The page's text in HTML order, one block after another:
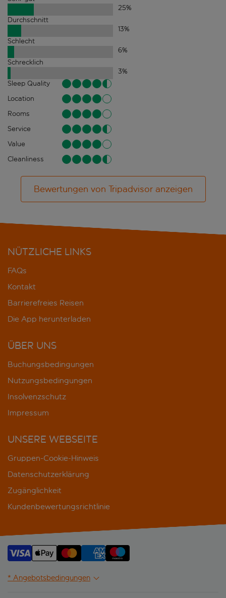
25%
Durchschnitt
13%
Schlecht
6%
Schrecklich
3%
Sleep Quality
Location
Rooms
Service
Value
Cleanliness
Bewertungen von Tripadvisor anzeigen
NÜTZLICHE LINKS
FAQs
Kontakt
Barrierefreies Reisen
Die App herunterladen
ÜBER UNS
Buchungsbedingungen
Nutzungsbedingungen
Insolvenzschutz
Impressum
UNSERE WEBSEITE
Gruppen-Cookie-Hinweis
Datenschutzerklärung
Zugänglichkeit
Kundenbewertungsrichtlinie
* Angebotsbedingungen